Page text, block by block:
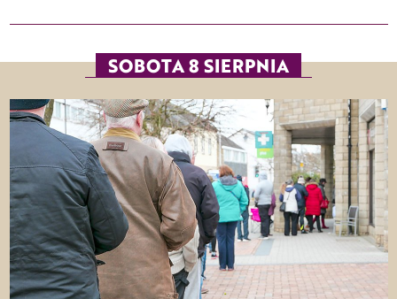
SOBOTA 8 SIERPNIA